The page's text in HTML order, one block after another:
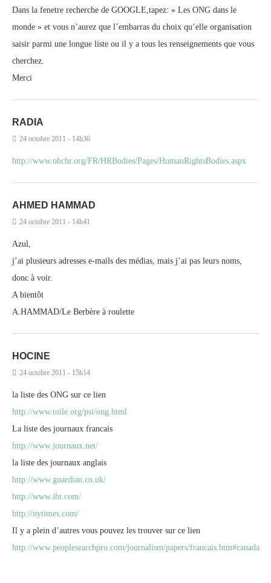
Dans la fenetre recherche de GOOGLE,tapez: » Les ONG dans le
monde » et vous n’aurez que l’embarras du choix qu’elle organisation
saisir parmi une longue liste ou il y a tous les renseignements que vous
cherchez.
Merci
RADIA
24 octobre 2011 - 14h36
http://www.ohchr.org/FR/HRBodies/Pages/HumanRightsBodies.aspx
AHMED HAMMAD
24 octobre 2011 - 14h41
Azul,
j’ai plusieurs adresses e-mails des médias, mais j’ai pas leurs noms,
donc à voir.
A bientôt
A.HAMMAD/Le Berbère à roulette
HOCINE
24 octobre 2011 - 15h14
la liste des ONG sur ce lien
http://www.toile.org/psi/ong.html
La liste des journaux francais
http://www.journaux.net/
la liste des journaux anglais
http://www.guardian.co.uk/
http://www.iht.com/
http://nytimes.com/
Il y a plein d’autres vous pouvez les trouver sur ce lien
http://www.peoplesearchpro.com/journalism/papers/francais.htm#canada